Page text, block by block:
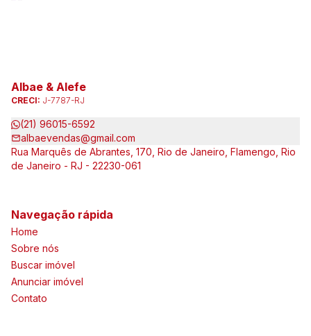
Albae & Alefe
CRECI: J-7787-RJ
(21) 96015-6592
albaevendas@gmail.com
Rua Marquês de Abrantes, 170, Rio de Janeiro, Flamengo, Rio
de Janeiro - RJ - 22230-061
Navegação rápida
Home
Sobre nós
Buscar imóvel
Anunciar imóvel
Contato